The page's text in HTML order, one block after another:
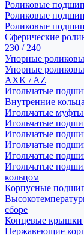
Роликовые
Роликовые
Роликовые
Сферические
230 / 240
Упорные
Упорные
AXK / AZ
Игольчатые
Внутренние
Игольчатые
Игольчатые
Игольчатые
Игольчатые
Игольчатые
Игольчатые
кольцом
Корпусные
сборе
Концевые крышки
Нержавеющие